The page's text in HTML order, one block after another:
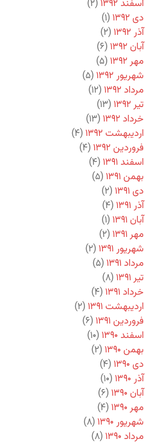
اسفند ۱۳۹۲
(۲)
دی ۱۳۹۲
(۱)
آذر ۱۳۹۲
(۲)
آبان ۱۳۹۲
(۶)
مهر ۱۳۹۲
(۵)
شهریور ۱۳۹۲
(۵)
مرداد ۱۳۹۲
(۱۲)
تیر ۱۳۹۲
(۱۳)
خرداد ۱۳۹۲
(۱۳)
اردیبهشت ۱۳۹۲
(۴)
فروردین ۱۳۹۲
(۴)
اسفند ۱۳۹۱
(۴)
بهمن ۱۳۹۱
(۵)
دی ۱۳۹۱
(۲)
آذر ۱۳۹۱
(۴)
آبان ۱۳۹۱
(۱)
مهر ۱۳۹۱
(۲)
شهریور ۱۳۹۱
(۲)
مرداد ۱۳۹۱
(۵)
تیر ۱۳۹۱
(۸)
خرداد ۱۳۹۱
(۴)
اردیبهشت ۱۳۹۱
(۲)
فروردین ۱۳۹۱
(۶)
اسفند ۱۳۹۰
(۱۰)
بهمن ۱۳۹۰
(۲)
دی ۱۳۹۰
(۴)
آذر ۱۳۹۰
(۱۰)
آبان ۱۳۹۰
(۶)
مهر ۱۳۹۰
(۴)
شهریور ۱۳۹۰
(۸)
مرداد ۱۳۹۰
(۸)